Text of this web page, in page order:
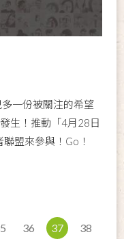
一份被關注的希望
生！推動「4月28日
盟來參與！Go！
36 37 38